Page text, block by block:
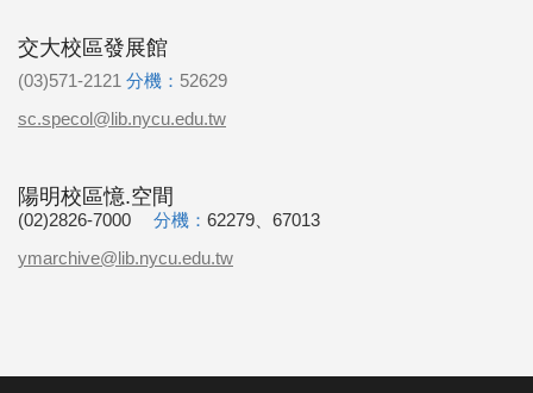
交大校區發展館
(03)571-2121 分機： 52629
sc.specol@lib.nycu.edu.tw
陽明校區憶.空間
(02)2826-7000 分機： 62279、67013
ymarchive@lib.nycu.edu.tw